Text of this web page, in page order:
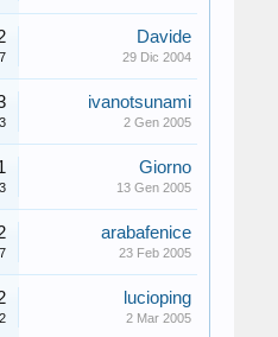
Davide
29 Dic 2004
ivanotsunami
2 Gen 2005
Giorno
13 Gen 2005
arabafenice
23 Feb 2005
lucioping
2 Mar 2005